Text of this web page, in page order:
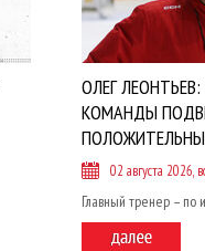
ОЛЕГ
КОМАНДЫ
02 августа 2026,
Главный тренер – по